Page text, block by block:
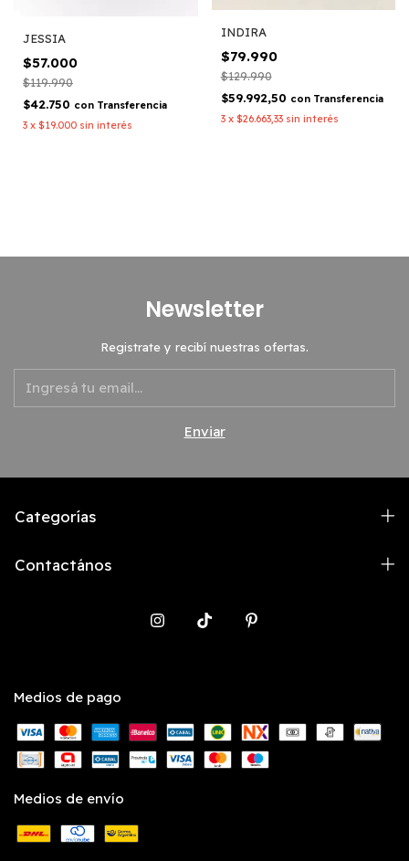
JESSIA
$57.000
$119.990
$42.750 con Transferencia
3 x $19.000 sin interés
INDIRA
$79.990
$129.990
$59.992,50 con Transferencia
3 x $26.663,33 sin interés
Newsletter
Registrate y recibí nuestras ofertas.
Categorías
Contactános
Medios de pago
Medios de envío